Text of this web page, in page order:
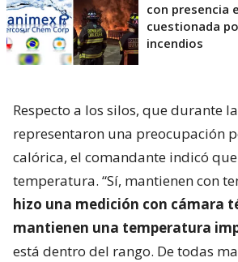
con presencia
cuestionada
incendios
Respecto a los silos, que durante
representaron una preocupación
calórica, el comandante indicó
temperatura. “Sí, mantienen con
hizo una medición con cámara
mantienen una temperatura
está dentro del rango. De todas